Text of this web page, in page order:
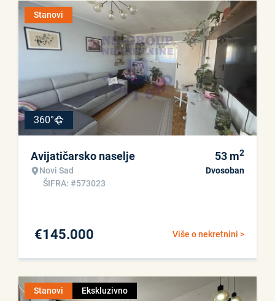
Stanovi
360°
Avijatičarsko naselje
Novi Sad
ŠIFRA: #573023
53 m2
Dvosoban
Više o nekretnini >
€145.000
Stanovi Ekskluzivno